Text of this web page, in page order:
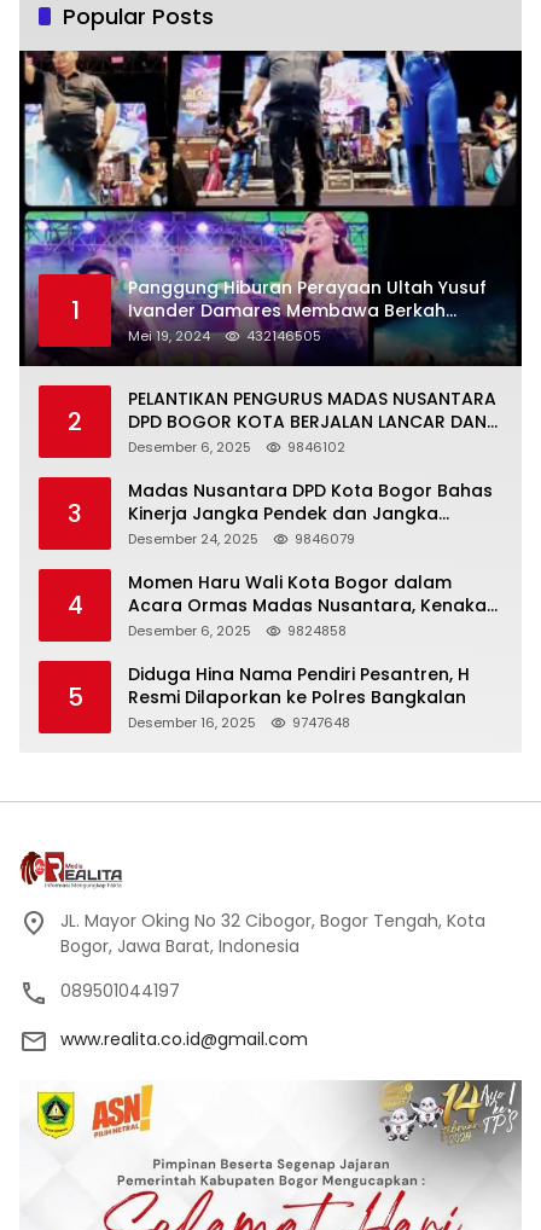
Popular Posts
1
Panggung Hiburan Perayaan Ultah Yusuf
Ivander Damares Membawa Berkah
Warga Kejapanan
Mei 19, 2024 432146505
2
PELANTIKAN PENGURUS MADAS NUSANTARA
DPD BOGOR KOTA BERJALAN LANCAR DAN
KHIDMAT
Desember 6, 2025 9846102
3
Madas Nusantara DPD Kota Bogor Bahas
Kinerja Jangka Pendek dan Jangka
Panjang
Desember 24, 2025 9846079
4
Momen Haru Wali Kota Bogor dalam
Acara Ormas Madas Nusantara, Kenakan
Peci Hitam Tinggi sebagai Simbol
Desember 6, 2025 9824858
5
Diduga Hina Nama Pendiri Pesantren, H
Resmi Dilaporkan ke Polres Bangkalan
Desember 16, 2025 9747648
JL. Mayor Oking No 32 Cibogor, Bogor Tengah, Kota
Bogor, Jawa Barat, Indonesia
089501044197
www.realita.co.id@gmail.com